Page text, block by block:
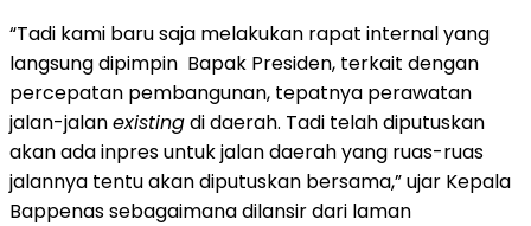
“Tadi kami baru saja melakukan rapat internal yang
langsung dipimpin Bapak Presiden, terkait dengan
percepatan pembangunan, tepatnya perawatan
jalan-jalanexistingdi daerah. Tadi telah diputuskan
akan ada inpres untuk jalan daerah yang ruas-ruas
jalannya tentu akan diputuskan bersama,” ujar Kepala
Bappenas sebagaimana dilansir dari laman